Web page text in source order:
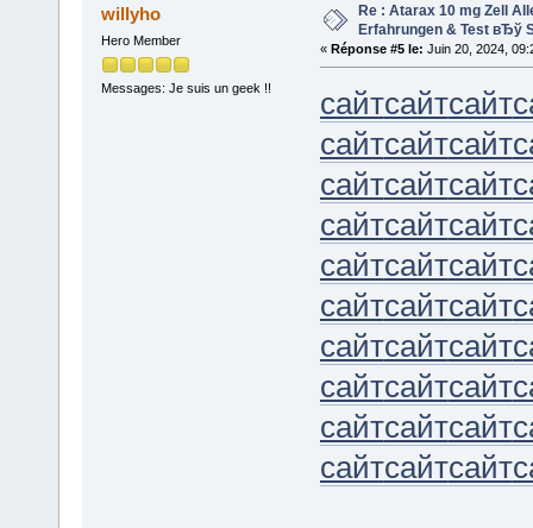
willyho
Hero Member
Messages: Je suis un geek !!
Re : Atarax 10 mg Zell
Erfahrungen & Test вЂў
« Réponse #5 le: Juin 20, 2024,
сайтсайтсайт
сайтсайтсайт
сайтсайтсайт
сайтсайтсайт
сайтсайтсайт
сайтсайтсайт
сайтсайтсайт
сайтсайтсайт
сайтсайтсайт
сайтсайтсайт